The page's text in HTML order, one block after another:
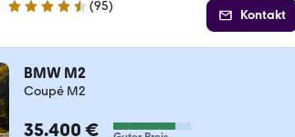
4.4 Sterne (95)
Kontakt
BMW M2
Coupé M2
35.400 €